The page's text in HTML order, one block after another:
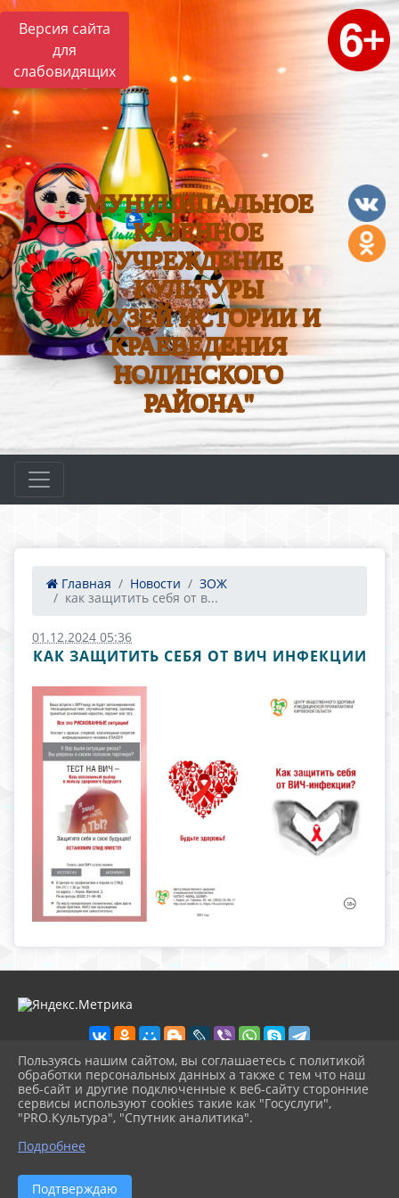
Версия сайта
для
слабовидящих
МУНИЦИПАЛЬНОЕ
КАЗЕННОЕ
УЧРЕЖДЕНИЕ
КУЛЬТУРЫ
"МУЗЕЙ ИСТОРИИ И
КРАЕВЕДЕНИЯ
НОЛИНСКОГО
РАЙОНА"
Главная Новости
ЗОЖ
как защитить себя от в...
01.12.2024 05:36
КАК ЗАЩИТИТЬ СЕБЯ ОТ ВИЧ ИНФЕКЦИИ
2026 г. nolinsk-museum.ru
Вход
Карта сайта
Политика обработки персональных данных
Сделано на KubCMS
Разработка и поддержка
Пользуясь нашим сайтом, вы соглашаетесь с политикой
обработки персональных данных а также с тем что наш
веб-сайт и другие подключенные к веб-сайту сторонние
сервисы используют cookies такие как "Госуслуги",
"PRO.Культура", "Спутник аналитика".
Подробнее
Подтверждаю